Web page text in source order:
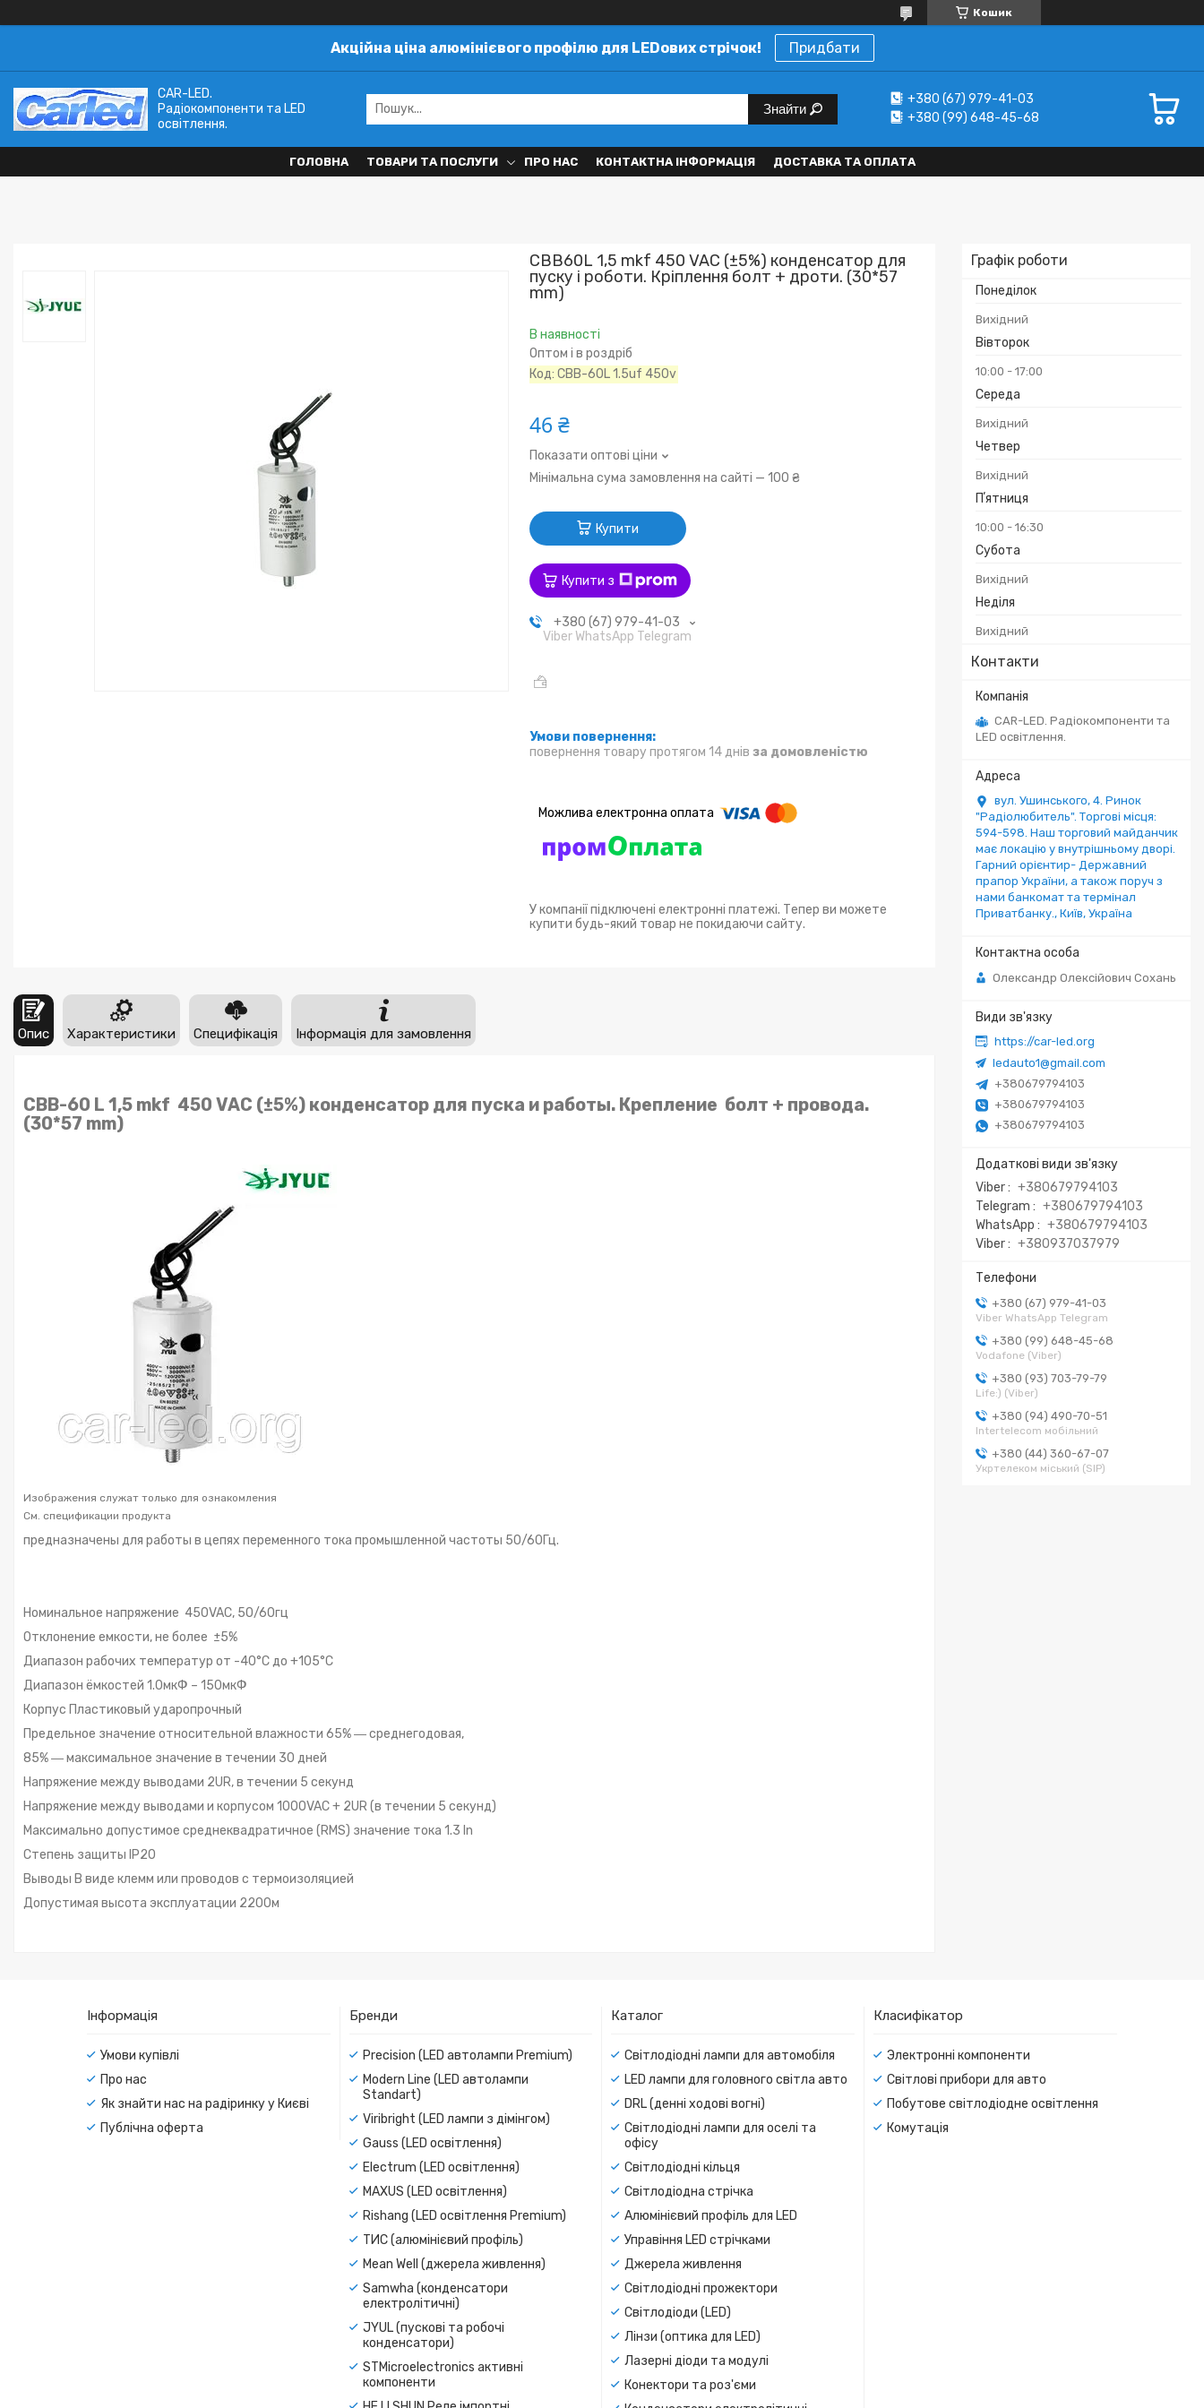
Кошик
Акційна ціна алюмінієвого профілю для LEDових стрічок! Придбати
CAR-LED.
Радіокомпоненти та LED
освітлення.
Знайти
+380 (67) 979-41-03
+380 (99) 648-45-68
ГОЛОВНА ТОВАРИ ТА ПОСЛУГИ ПРО НАС КОНТАКТНА ІНФОРМАЦІЯ ДОСТАВКА ТА ОПЛАТА
Графік роботи
Понеділок
Вихідний
Вівторок
10:00 17:00
Середа
Вихідний
Четвер
Вихідний
Пʼятниця
10:00 16:30
Субота
Вихідний
Неділя
Вихідний
Контакти
CAR-LED. Радіокомпоненти та
LED освітлення.
вул. Ушинського, 4. Ринок
"Радіолюбитель". Торгові місця:
594-598. Наш торговий майданчик
має локацію у внутрішньому дворі.
Гарний орієнтир- Державний
прапор України, а також поруч з
нами банкомат та термінал
Приватбанку., Київ, Україна
Олександр Олексійович Сохань
https://car-led.org
ledauto1@gmail.com
+380679794103
+380679794103
+380679794103
Viber
+380679794103
Telegram
+380679794103
WhatsApp
+380679794103
Viber
+380937037979
+380 (67) 979-41-03
Viber WhatsApp Telegram
+380 (99) 648-45-68
Vodafone (Viber)
+380 (93) 703-79-79
Life:) (Viber)
+380 (94) 490-70-51
Intertelecom мобільний
+380 (44) 360-67-07
Укртелеком міський (SIP)
CBB60L 1,5 mkf 450 VAC (±5%) конденсатор для
пуску і роботи. Кріплення болт + дроти. (30*57
mm)
В наявності
Оптом і в роздріб
Код:CBB-60L 1.5uf 450v
46 ₴
Показати оптові ціни
Мінімальна сума замовлення на сайті — 100 ₴
Купити
Купити з
+380 (67) 979-41-03
Viber WhatsApp Telegram
повернення товару протягом 14 днів за домовленістю
У компанії підключені електронні платежі. Тепер ви можете
купити будь-який товар не покидаючи сайту.
Опис Характеристики Специфікація Інформація для замовлення
CBB-60 L 1,5 mkf 450 VAC (±5%) конденсатор для пуска и работы. Крепление болт + провода.
(30*57 mm)
Изображения служат только для ознакомления
См. спецификации продукта
предназначены для работы в цепях переменного тока промышленной частоты 50/60Гц.
Номинальное напряжение 450VAC, 50/60гц
Отклонение емкости, не более ±5%
Диапазон рабочих температур от -40°С до +105°С
Диапазон ёмкостей 1.0мкФ – 150мкФ
Корпус Пластиковый ударопрочный
Предельное значение относительной влажности 65% ― среднегодовая,
85% ― максимальное значение в течении 30 дней
Напряжение между выводами 2UR, в течении 5 секунд
Напряжение между выводами и корпусом 1000VAC + 2UR (в течении 5 секунд)
Максимально допустимое среднеквадратичное (RMS) значение тока 1.3 In
Степень защиты IP20
Выводы В виде клемм или проводов с термоизоляцией
Допустимая высота эксплуатации 2200м
Інформація
Умови купівлі
Про нас
Як знайти нас на радіринку у Києві
Публічна оферта
Бренди
Precision (LED автолампи Premium)
Modern Line (LED автолампи
Standart)
Viribright (LED лампи з дімінгом)
Gauss (LED освітлення)
Electrum (LED освітлення)
MAXUS (LED освітлення)
Rishang (LED освітлення Premium)
ТИС (алюмінієвий профіль)
Mean Well (джерела живлення)
Samwha (конденсатори
електролітичні)
JYUL (пускові та робочі
конденсатори)
STMicroelectronics активні
компоненти
Каталог
Світлодіодні лампи для автомобіля
LED лампи для головного світла авто
DRL (денні ходові вогні)
Світлодіодні лампи для оселі та
офісу
Світлодіодні кільця
Світлодіодна стрічка
Алюмінієвий профіль для LED
Управіння LED стрічками
Джерела живлення
Світлодіодні прожектори
Світлодіоди (LED)
Лінзи (оптика для LED)
Лазерні діоди та модулі
Конектори та роз'єми
Класифікатор
Электронні компоненти
Світлові прибори для авто
Побутове світлодіодне освітлення
Комутація